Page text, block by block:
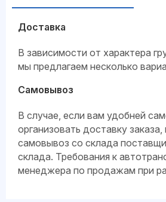
Доставка
В зависимости от характера
мы предлагаем несколько
Самовывоз
В случае, если вам удобней
организовать доставку
самовывоз со склада
склада. Требования к
менеджера по продажам при